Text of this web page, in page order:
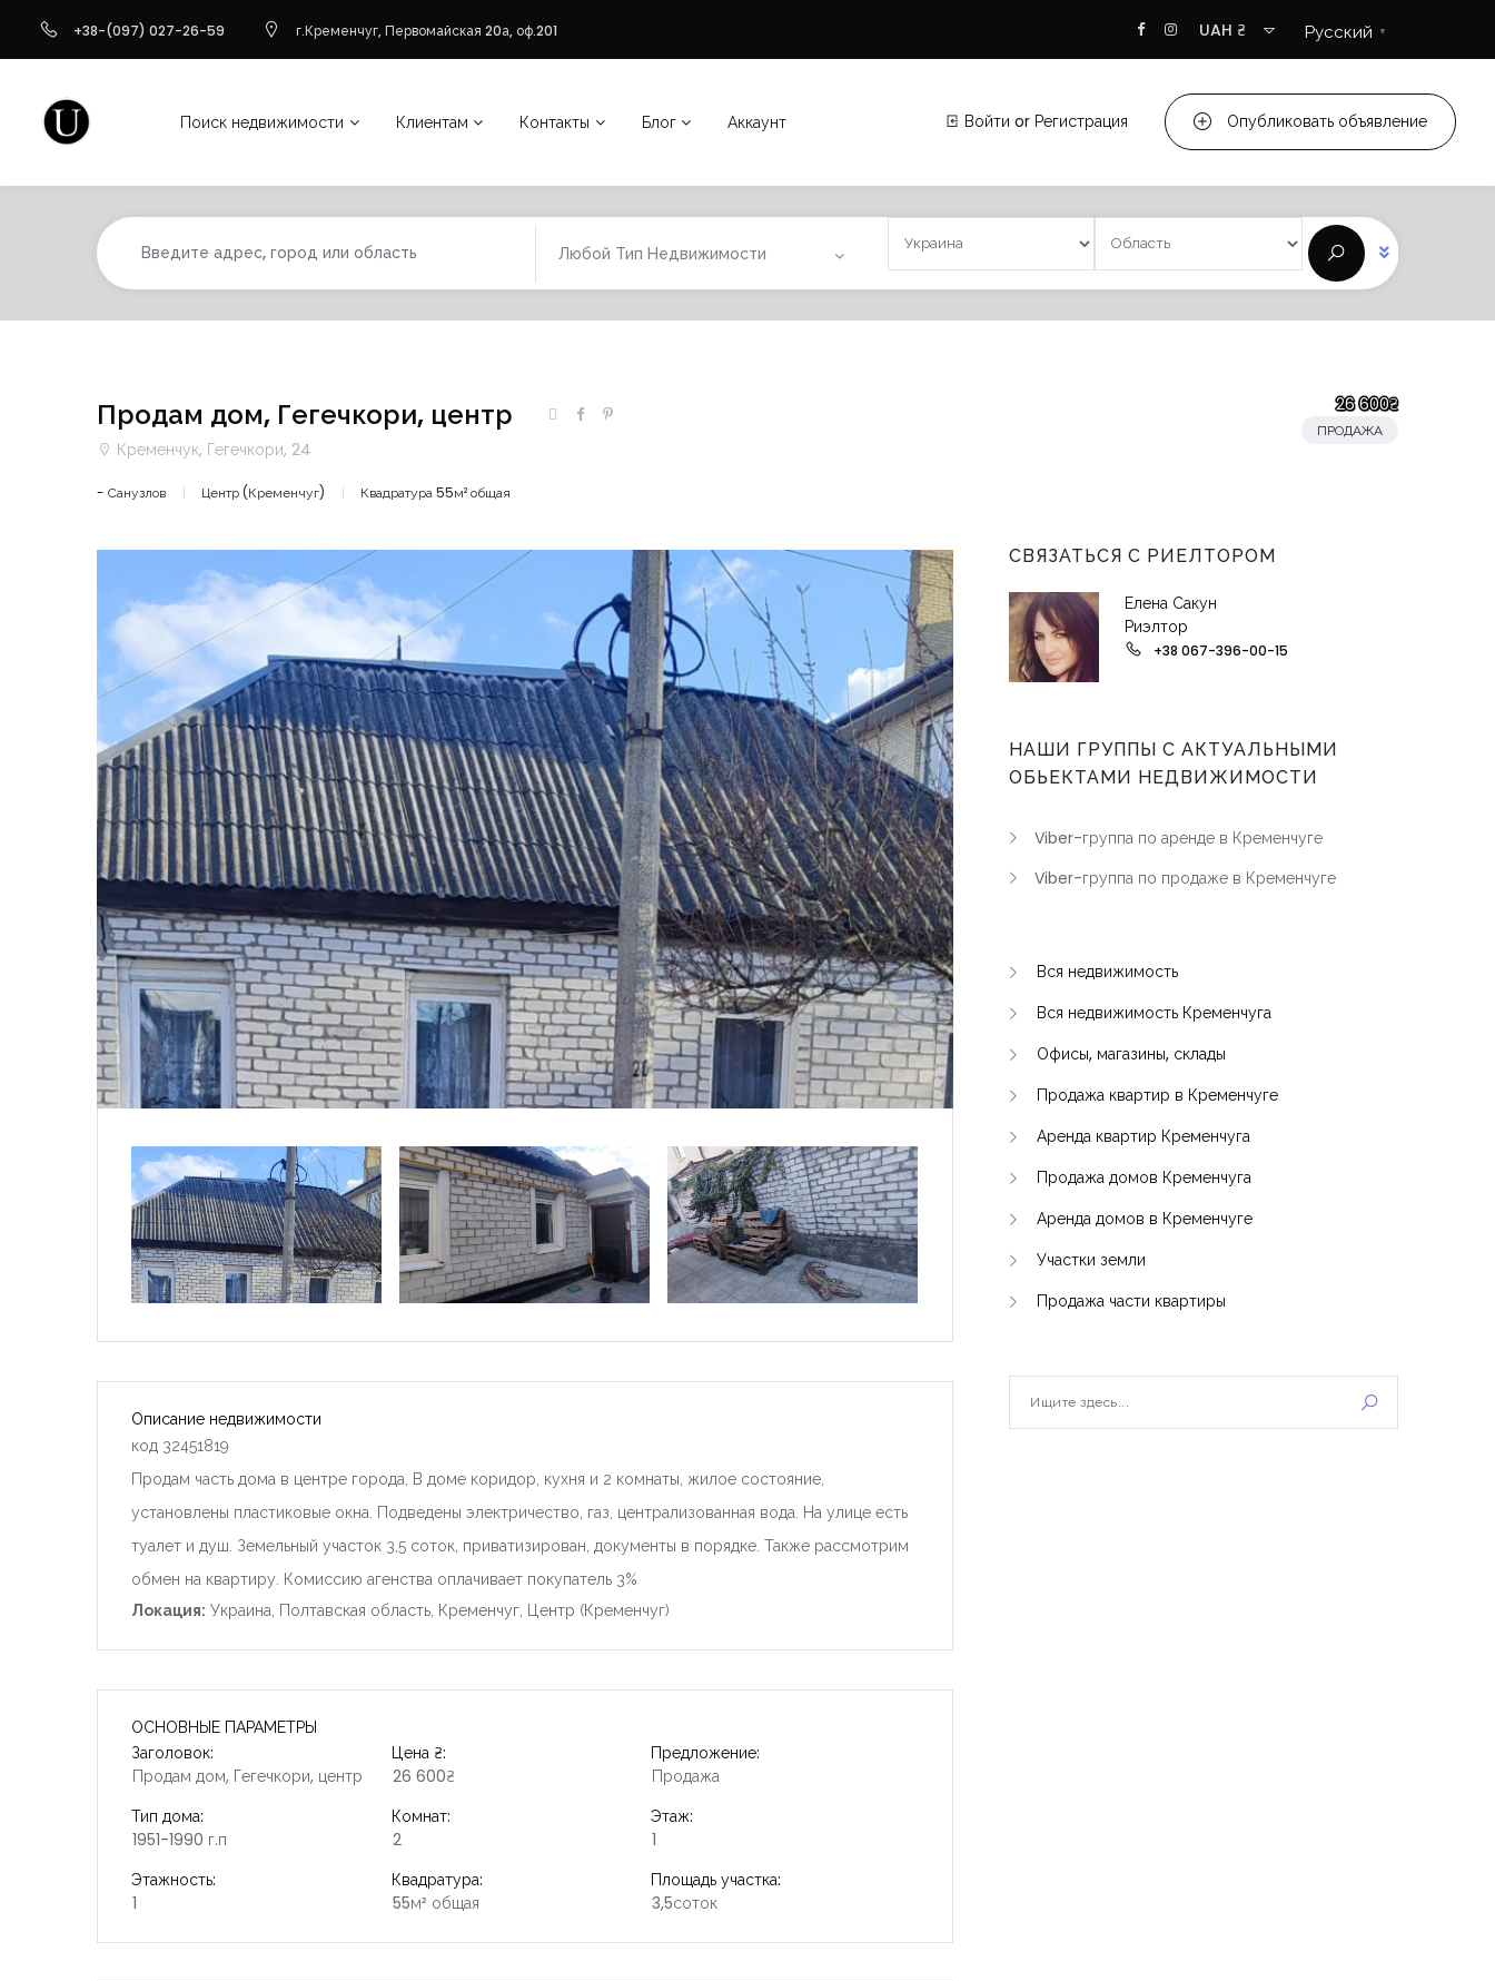
+38-(097) 027-26-59 г.Кременчуг, Первомайская 20а, оф.201 UAH ₴ Русский ▼
Поиск недвижимости Клиентам Контакты Блог Аккаунт Войти or Регистрация Опубликовать объявление
Любой Тип Недвижимости
Продам дом, Гегечкори, центр
Кременчук, Гегечкори, 24
- Санузлов Центр (Кременчуг) Квадратура 55м² общая
26 600₴
ПРОДАЖА
Описание недвижимости
код 32451819
Продам часть дома в центре города, В доме коридор, кухня и 2 комнаты, жилое состояние,
установлены пластиковые окна. Подведены электричество, газ, централизованная вода. На улице есть
туалет и душ. Земельный участок 3,5 соток, приватизирован, документы в порядке. Также рассмотрим
обмен на квартиру. Комиссию агенства оплачивает покупатель 3%
Локация: Украина, Полтавская область, Кременчуг, Центр (Кременчуг)
ОСНОВНЫЕ ПАРАМЕТРЫ
Заголовок:
Продам дом, Гегечкори, центр
Цена ₴:
26 600₴
Предложение:
Продажа
Тип дома:
1951-1990 г.п
Комнат:
2
Этаж:
1
Этажность:
1
Квадратура:
55м² общая
Площадь участка:
3,5соток
СВЯЗАТЬСЯ С РИЕЛТОРОМ
Елена Сакун
Риэлтор
+38 067-396-00-15
НАШИ ГРУППЫ С АКТУАЛЬНЫМИ
ОБЬЕКТАМИ НЕДВИЖИМОСТИ
Viber-группа по аренде в Кременчуге
Viber-группа по продаже в Кременчуге
Вся недвижимость
Вся недвижимость Кременчуга
Офисы, магазины, склады
Продажа квартир в Кременчуге
Аренда квартир Кременчуга
Продажа домов Кременчуга
Аренда домов в Кременчуге
Участки земли
Продажа части квартиры